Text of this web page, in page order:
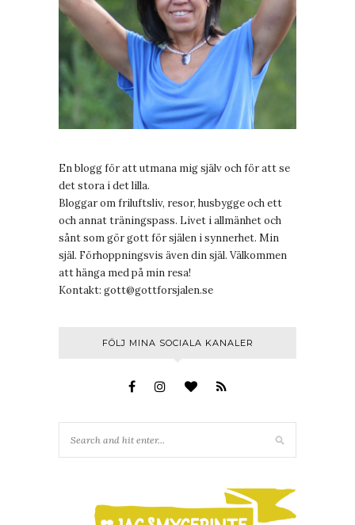
En blogg för att utmana mig själv och för att se
det stora i det lilla.
Bloggar om friluftsliv, resor, husbygge och ett
och annat träningspass. Livet i allmänhet och
sånt som gör gott för själen i synnerhet. Min
själ. Förhoppningsvis även din själ. Välkommen
att hänga med på min resa!
Kontakt: gott@gottforsjalen.se
FÖLJ MINA SOCIALA KANALER